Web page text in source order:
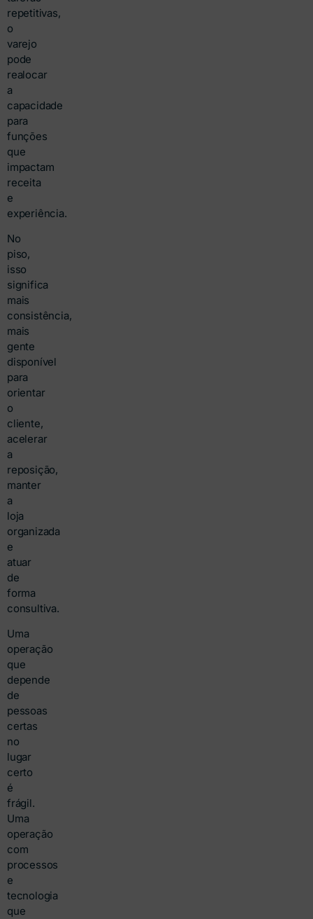
repetitivas,
o
varejo
pode
realocar
a
capacidade
para
funções
que
impactam
receita
e
experiência.
No
piso,
isso
significa
mais
consistência,
mais
gente
disponível
para
orientar
o
cliente,
acelerar
a
reposição,
manter
a
loja
organizada
e
atuar
de
forma
consultiva.
Uma
operação
que
depende
de
pessoas
certas
no
lugar
certo
é
frágil.
Uma
operação
com
processos
e
tecnologia
que